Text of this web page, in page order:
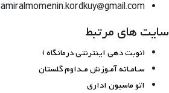
amiralmomenin.kordkuy gmail.com
سایت های مرتبط
(نوبت دهی اینترنتی درمانگاه )
سـامـانه آمـوزش مـداوم گلستان
اتو ماسیون اداری